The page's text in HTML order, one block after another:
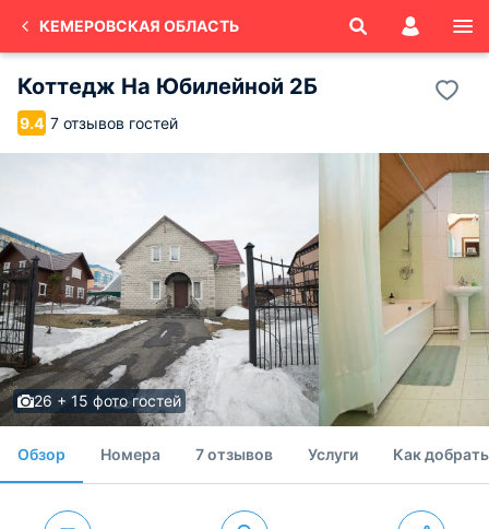
КЕМЕРОВСКАЯ ОБЛАСТЬ
Коттедж На Юбилейной 2Б
9.4 7 отзывов гостей
26 + 15 фото гостей
Обзор Номера 7 отзывов Услуги Как